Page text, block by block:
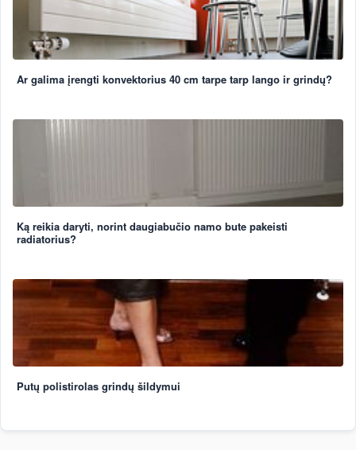
Ar galima įrengti konvektorius 40 cm tarpe tarp lango ir grindų?
Ką reikia daryti, norint daugiabučio namo bute pakeisti
radiatorius?
Putų polistirolas grindų šildymui